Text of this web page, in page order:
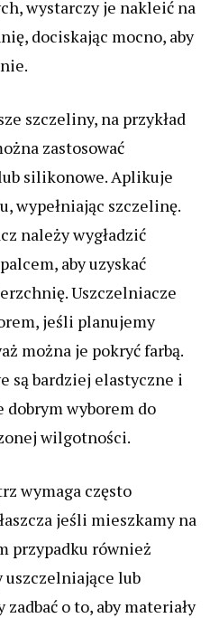
wystarczy je nakleić na
dociskając mocno, aby
szczeliny, na przykład
zastosować
silikonowe. Aplikuje
wypełniając szczelinę.
należy wygładzić
aby uzyskać
Uszczelniacze
jeśli planujemy
można je pokryć farbą.
są bardziej elastyczne i
dobrym wyborem do
wilgotności.
wymaga często
jeśli mieszkamy na
przypadku również
uszczelniające lub
o to, aby materiały